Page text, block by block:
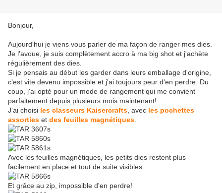
Bonjour,
Aujourd'hui je viens vous parler de ma façon de ranger mes dies.
Je l'avoue, je suis complètement accro à ma big shot et j'achète
régulièrement des dies.
Si je pensais au début les garder dans leurs emballage d'origine,
c'est vite devenu impossible et j'ai toujours peur d'en perdre. Du
coup, j'ai opté pour un mode de rangement qui me convient
parfaitement depuis plusieurs mois maintenant!
J'ai choisi les classeurs Kaisercrafts , avec les pochettes
assorties et des feuilles magnétiques
Avec les feuilles magnétiques, les petits dies restent plus
facilement en place et tout de suite visibles.
Et grâce au zip, impossible d'en perdre!